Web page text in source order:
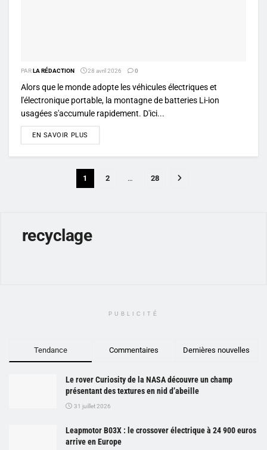
PARLA RÉDACTION 28 avril 2026 0
Alors que le monde adopte les véhicules électriques et
l'électronique portable, la montagne de batteries Li-ion
usagées s'accumule rapidement. D'ici...
EN SAVOIR PLUS
1 2 … 28
recyclage
PUBLICITÉ
Tendance Commentaires Dernières nouvelles
Le rover Curiosity de la NASA découvre un champ
présentant des textures en nid d’abeille
31 juillet 2026
Leapmotor B03X : le crossover électrique à 24 900 euros
arrive en Europe